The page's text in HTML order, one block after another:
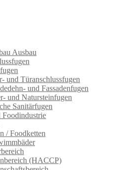
Ausbau
und Türanschlussfugen
und Fassadenfugen
und Natursteinfugen
Sanitärfugen
Foodindustrie
/ Foodketten
(HACCP)